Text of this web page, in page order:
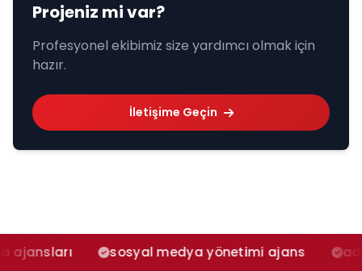
Projeniz mi var?
Profesyonel ekibimiz size yardımcı olmak için
hazır.
İletişime Geçin
sosyal medya yönetimi ajans adana